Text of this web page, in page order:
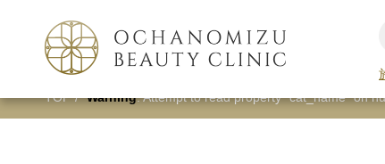
TOP
Warning: Undefined array key 0 in /home/mph2/
Warning: Attempt to read property "cat_name" on